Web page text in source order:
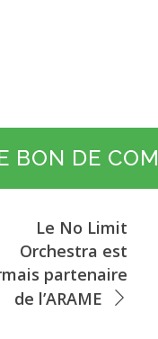
BON DE
Le No Limit
Orchestra est
partenaire
de l’ARAME